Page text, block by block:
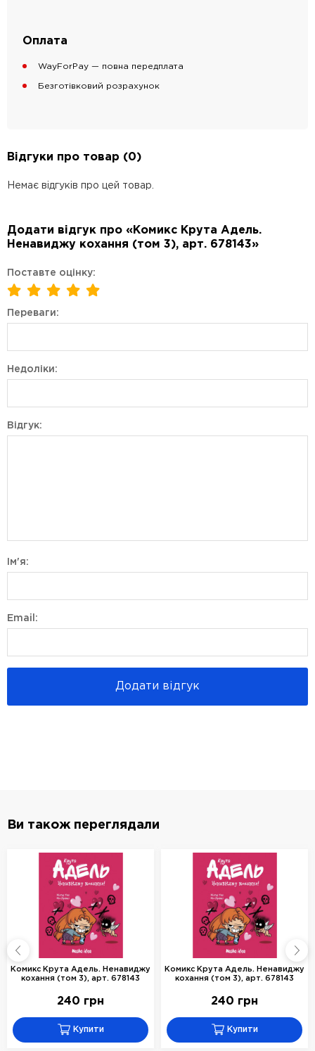
Оплата
WayForPay — повна передплата
Безготівковий розрахунок
Відгуки про товар (0)
Немає відгуків про цей товар.
Додати відгук про «Комикс Крута Адель.
Ненавиджу кохання (том 3), арт. 678143»
Поставте оцінку:
Переваги:
Недоліки:
Відгук:
Ім'я:
Email:
Додати відгук
Ви також переглядали
Комикс Крута Адель. Ненавиджу
кохання (том 3), арт. 678143
240 грн
Купити
Комикс Крута Адель. Ненавиджу
кохання (том 3), арт. 678143
240 грн
Купити